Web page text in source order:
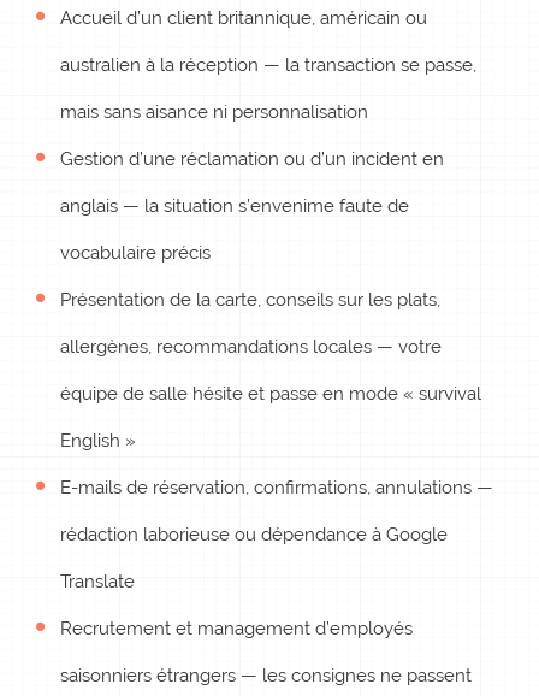
Accueil d’un client britannique, américain ou
australien à la réception — la transaction se passe,
mais sans aisance ni personnalisation
Gestion d’une réclamation ou d’un incident en
anglais — la situation s’envenime faute de
vocabulaire précis
Présentation de la carte, conseils sur les plats,
allergènes, recommandations locales — votre
équipe de salle hésite et passe en mode « survival
English »
E-mails de réservation, confirmations, annulations —
rédaction laborieuse ou dépendance à Google
Translate
Recrutement et management d’employés
saisonniers étrangers — les consignes ne passent